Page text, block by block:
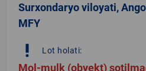
Surxondaryo viloyati,
MFY
priority_high Lot holati:
Mol-mulk (obyekt)